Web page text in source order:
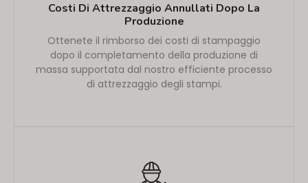
Costi Di Attrezzaggio Annullati Dopo La
Produzione
Ottenete il rimborso dei costi di stampaggio
dopo il completamento della produzione di
massa supportata dal nostro efficiente processo
di attrezzaggio degli stampi.